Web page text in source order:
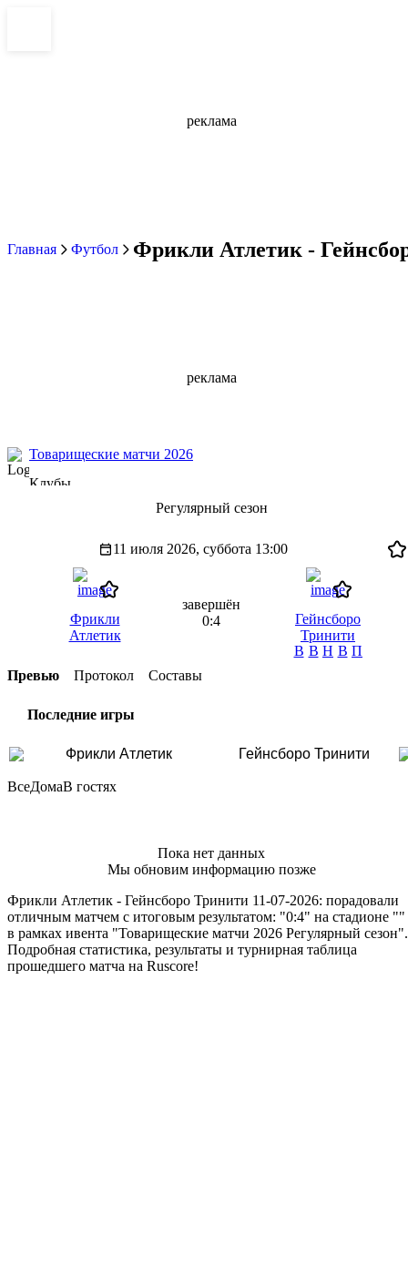
реклама
Главная Футбол Фрикли Атлетик -
реклама
Товарищеские матчи 2026
Клубы
Регулярный сезон
11 июля 2026, суббота 13:00
Фрикли
Атлетик
завершён
0:4
Гейнсборо
Тринити
В В Н В П
Превью
Протокол Составы
Последние игры
Фрикли Атлетик Гейнсборо Тринити
ВсеДомаВ гостях
Пока нет данных
Мы обновим информацию позже
Фрикли Атлетик - Гейнсборо Тринити 11-07-2026: порадовали
отличным матчем с итоговым результатом: "0:4" на стадионе ""
в рамках ивента "Товарищеские матчи 2026 Регулярный сезон".
Подробная статистика, результаты и турнирная таблица
прошедшего матча на Ruscore!